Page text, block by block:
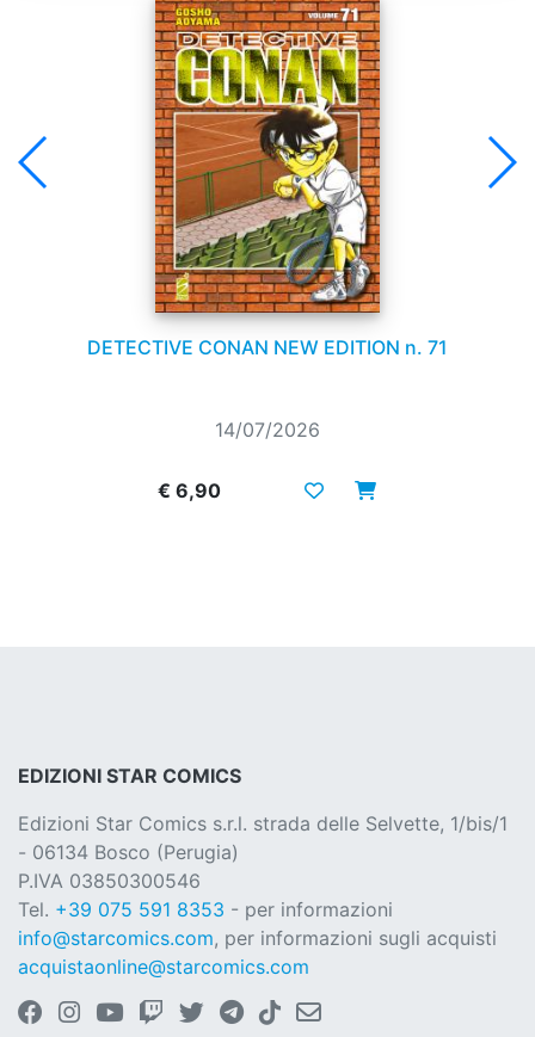
DETECTIVE CONAN NEW EDITION n. 71
14/07/2026
€ 6,90
EDIZIONI STAR COMICS
Edizioni Star Comics s.r.l. strada delle Selvette, 1/bis/1
- 06134 Bosco (Perugia)
P.IVA 03850300546
Tel. +39 075 591 8353 - per informazioni
info@starcomics.com, per informazioni sugli acquisti
acquistaonline@starcomics.com